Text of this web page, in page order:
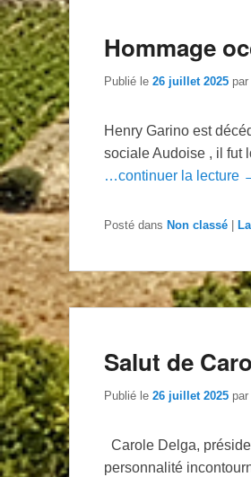
Hommage
Publié le 26 juillet 2025 par
Henry Garino est
sociale Audoise , il fut
…continuer la lecture
Posté dans Non classé
Salut de
Publié le 26 juillet 2025 par
Carole Delga,
personnalité